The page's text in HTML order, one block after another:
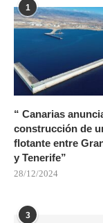
1
“ Canarias
construcción de
flotante entre
y Tenerife”
28/12/2024
3